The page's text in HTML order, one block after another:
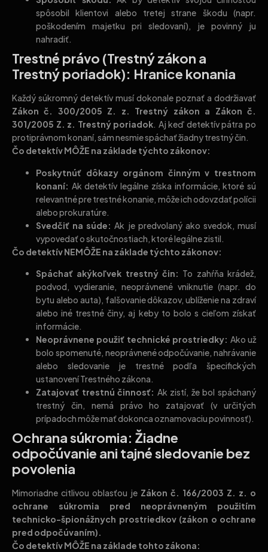
spôsobil klientovi alebo tretej strane škodu (napr.
poškodením majetku pri sledovaní), je povinný ju
nahradiť.
Trestné právo (Trestný zákon a
Trestný poriadok): Hranice konania
Každý súkromný detektív musí dokonale poznať a dodržiavať
Zákon č. 300/2005 Z. z. Trestný zákon a Zákon č.
301/2005 Z. z. Trestný poriadok. Aj keď detektív pátra po
protiprávnom konaní, sám nesmie spáchať žiadny trestný čin.
Čo detektív MÔŽE na základe týchto zákonov:
Poskytnúť dôkazy orgánom činným v trestnom
konaní: Ak detektív legálne získa informácie, ktoré sú
relevantné pre trestné konanie, môže ich odovzdať polícii
alebo prokuratúre.
Svedčiť na súde: Ak je predvolaný ako svedok, musí
vypovedať o skutočnostiach, ktoré legálne zistil.
Čo detektív NEMÔŽE na základe týchto zákonov:
Spáchať akýkoľvek trestný čin: To zahŕňa krádež,
podvod, vydieranie, neoprávnené vniknutie (napr. do
bytu alebo auta), falšovanie dôkazov, ublíženie na zdraví
alebo iné trestné činy, aj keby to bolo s cieľom získať
informácie.
Neoprávnene použiť technické prostriedky: Ako už
bolo spomenuté, neoprávnené odpočúvanie, nahrávanie
alebo sledovanie je trestné podľa špecifických
ustanovení Trestného zákona.
Zatajovať trestnú činnosť: Ak zistí, že bol spáchaný
trestný čin, nemá právo ho zatajovať (v určitých
prípadoch môže mať dokonca oznamovaciu povinnosť).
Ochrana súkromia: Žiadne
odpočúvanie ani tajné sledovanie bez
povolenia
Mimoriadne citlivou oblasťou je Zákon č. 166/2003 Z. z. o
ochrane súkromia pred neoprávneným použitím
technicko-špionážnych prostriedkov (zákon o ochrane
pred odpočúvaním).
Čo detektív MÔŽE na základe tohto zákona: